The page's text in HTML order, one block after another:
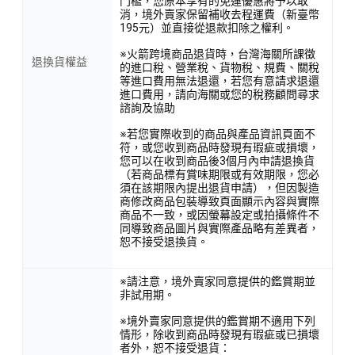
退換貨權益
消，境外賣家保留補收去程運費（新臺幣
195元）並直接從退款扣除之權利。
※火箭跨境商品退貨時，台灣海關所課徵
的進口稅、營業稅、貨物稅、規費、關稅
等進口費用無法退還，若您有意請求退還
進口費用，請向海關或您的稅務顧問尋求
諮詢及協助
※若您實際收到的商品與產品資訊頁面不
符，或您收到商品時發現有瑕疵或損壞，
您可以在收到商品後3個月內申請退換貨
（若商品標有賞味期限或有效期限，您必
須在該期限內提出退貨申請），但因製造
商修改商品包裝導致頁面顯示內容與實際
商品不一致，或因螢幕設定或拍攝條件不
同導致商品圖片與實際產品略有差異者，
恕不接受退換貨。
※請注意，境外賣家同意提供的鑑賞期並
非試用期。
※境外賣家同意提供的鑑賞期不適用下列
情形，除收到商品時發現有瑕疵或已損壞
者外，恕不接受退貨：